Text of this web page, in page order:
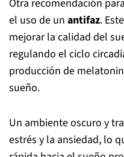
Otra recomendación
el uso de un antifaz.
mejorar la calidad del
regulando el ciclo
producción de
sueño.
Un ambiente oscuro y
estrés y la ansiedad, lo